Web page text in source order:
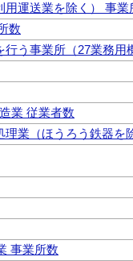
用運送業を除く） 事業
数
行う事業所（27業務用
業 従業者数
理業（ほうろう鉄器を
事業所数